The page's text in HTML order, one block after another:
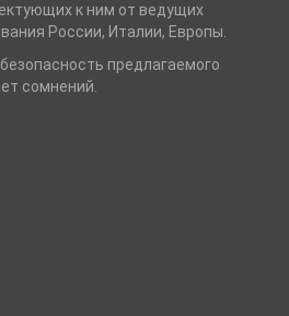
к ним от ведущих
России, Италии, Европы.
предлагаемого
сомнений.